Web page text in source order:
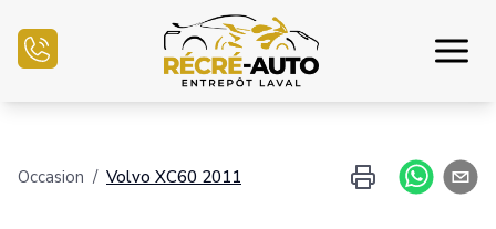
Occasion / Volvo XC60 2011